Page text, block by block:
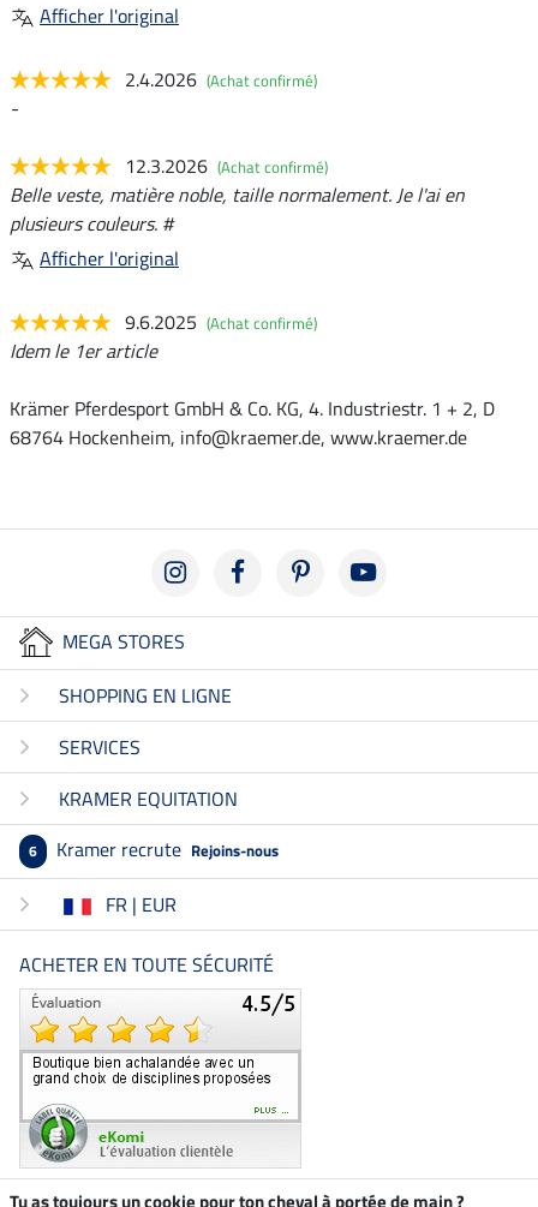
Afficher l'original
2.4.2026 (Achat confirmé)
-
12.3.2026 (Achat confirmé)
Belle veste, matière noble, taille normalement. Je l'ai en
plusieurs couleurs. #
Afficher l'original
9.6.2025 (Achat confirmé)
Idem le 1er article
Krämer Pferdesport GmbH & Co. KG, 4. Industriestr. 1 + 2, D
68764 Hockenheim, info@kraemer.de, www.kraemer.de
MEGA STORES
SHOPPING EN LIGNE
SERVICES
KRAMER EQUITATION
6 Kramer recrute Rejoins-nous
FR | EUR
ACHETER EN TOUTE SÉCURITÉ